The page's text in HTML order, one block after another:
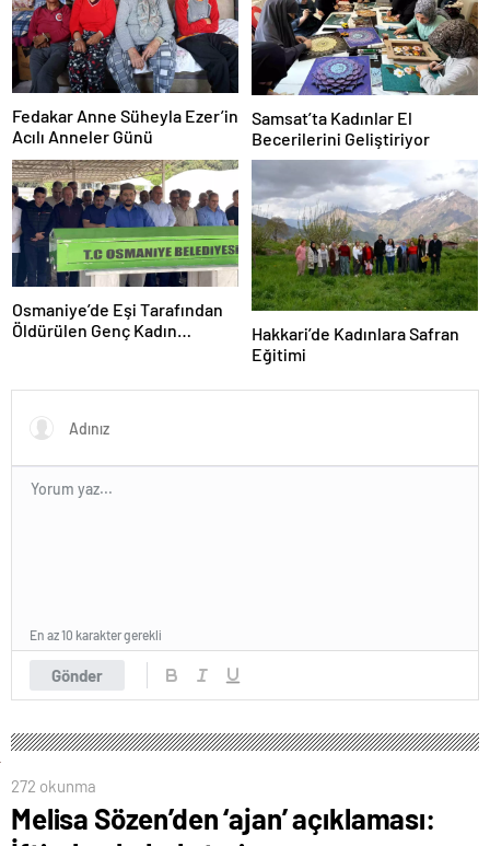
Fedakar Anne Süheyla Ezer’in
Acılı Anneler Günü
Samsat’ta Kadınlar El
Becerilerini Geliştiriyor
Osmaniye’de Eşi Tarafından
Öldürülen Genç Kadın
Hakkari’de Kadınlara Safran
Eğitimi
Gönder
En az 10 karakter gerekli
272 okunma
Melisa Sözen’den ‘ajan’ açıklaması: